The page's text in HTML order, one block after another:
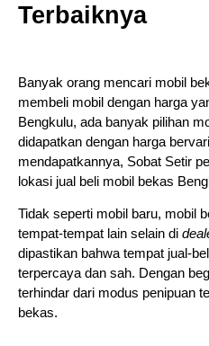
Terbaiknya
Banyak orang mencari mobil
membeli mobil dengan harga
Bengkulu, ada banyak pilihan
didapatkan dengan harga
mendapatkannya, Sobat Setir
lokasi jual beli mobil bekas
Tidak seperti mobil baru, mobil
tempat-tempat lain selain di
dipastikan bahwa tempat jual-
terpercaya dan sah. Dengan
terhindar dari modus penipuan
bekas.